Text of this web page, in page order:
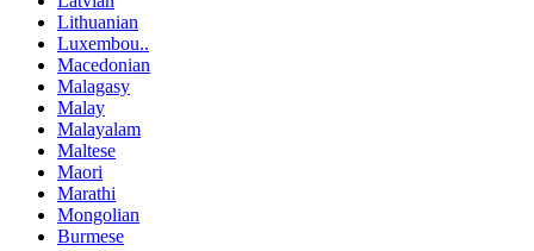
Lithuanian
Luxembou..
Macedonian
Malagasy
Malay
Malayalam
Maltese
Maori
Marathi
Mongolian
Burmese